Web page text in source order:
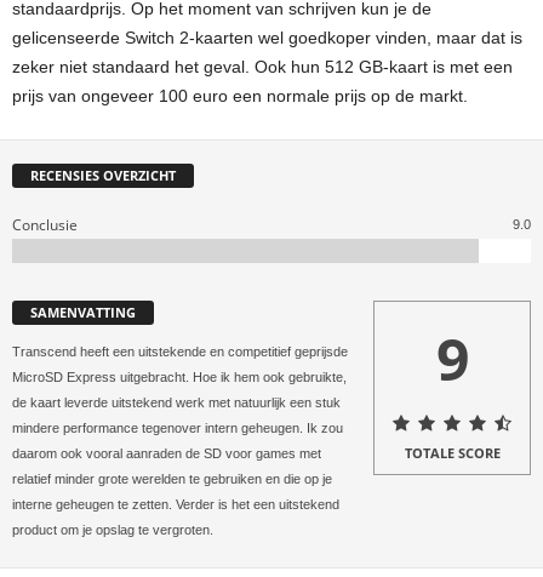
standaardprijs. Op het moment van schrijven kun je de
gelicenseerde Switch 2-kaarten wel goedkoper vinden, maar dat is
zeker niet standaard het geval. Ook hun 512 GB-kaart is met een
prijs van ongeveer 100 euro een normale prijs op de markt.
RECENSIES OVERZICHT
Conclusie 9.0
SAMENVATTING
Transcend heeft een uitstekende en competitief geprijsde
MicroSD Express uitgebracht. Hoe ik hem ook gebruikte,
de kaart leverde uitstekend werk met natuurlijk een stuk
mindere performance tegenover intern geheugen. Ik zou
daarom ook vooral aanraden de SD voor games met
relatief minder grote werelden te gebruiken en die op je
interne geheugen te zetten. Verder is het een uitstekend
product om je opslag te vergroten.
9
TOTALE SCORE